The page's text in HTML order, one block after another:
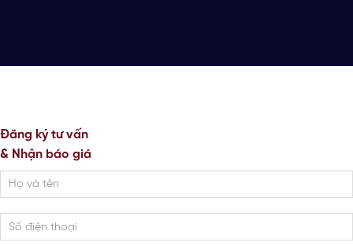
Đăng ký tư vấn
& Nhận báo giá